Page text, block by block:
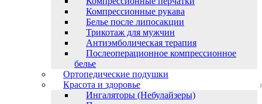
Компрессионные рукава
Белье после липосакции
Трикотаж для мужчин
Антиэмболическая терапия
Послеоперационное компрессионное
белье
Ортопедические подушки
Красота и здоровье
Ингаляторы (Небулайзеры)